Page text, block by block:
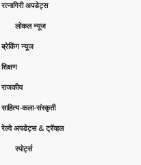
रत्नागिरी अपडेट्स
लोकल न्यूज
ब्रेकिंग न्यूज
शिक्षण
राजकीय
साहित्य-कला-संस्कृती
रेल्वे अपडेट्स & ट्रॅव्हल
स्पोर्ट्स